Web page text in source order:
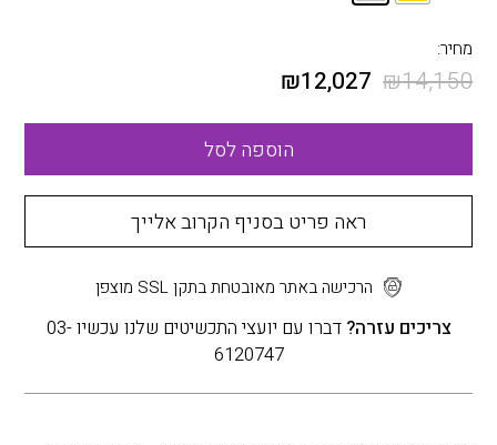
מחיר:
₪14,150
₪12,027
הוספה לסל
ראה פריט בסניף הקרוב אלייך
הרכישה באתר מאובטחת בתקן SSL מוצפן
צריכים עזרה?
דברו עם יועצי התכשיטים שלנו עכשיו 03-
6120747